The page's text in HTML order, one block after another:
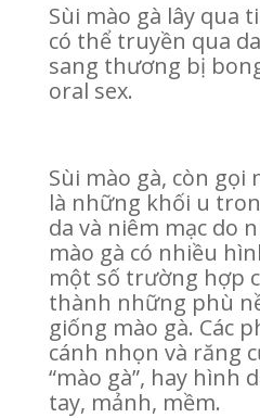
Sùi mào gà lây qua
có thể truyền qua
sang thương bị
oral sex.
Sùi mào gà, còn gọi
là những khối u
da và niêm mạc do
mào gà có nhiều
một số trường hợp
thành những phù
giống mào gà. Các
cánh nhọn và răng
“mào gà”, hay hình
tay, mảnh, mềm.